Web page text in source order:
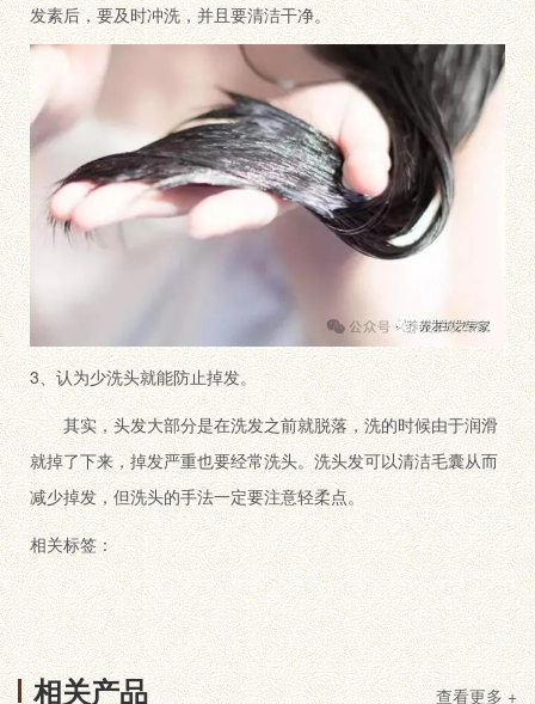
发素后，要及时冲洗，并且要清洁干净。
3、认为少洗头就能防止掉发。
其实，头发大部分是在洗发之前就脱落，洗的时候由于润滑
就掉了下来，掉发严重也要经常洗头。洗头发可以清洁毛囊从而
减少掉发，但洗头的手法一定要注意轻柔点。
相关标签：
相关产品 查看更多 +